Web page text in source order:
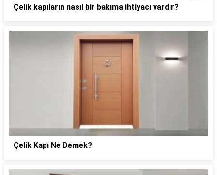
Çelik kapıların nasıl bir bakıma ihtiyacı vardır?
Çelik Kapı Ne Demek?